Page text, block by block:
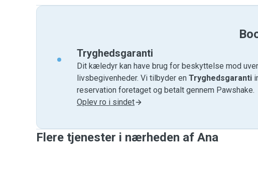
Tryghedsgaranti
Dit kæledyr kan have brug for beskyttelse mod
livsbegivenheder. Vi tilbyder en Tryghedsgaranti
reservation foretaget og betalt gennem Pawshake.
Oplev ro i sindet
Flere tjenester i nærheden af ​​Ana